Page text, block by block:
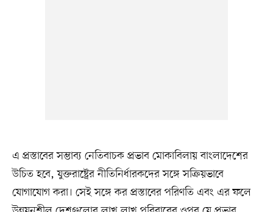
এ প্রস্তাবের সম্ভাব্য নেতিবাচক প্রভাব মোকাবিলায় বাংলাদেশের
উচিত হবে, যুক্তরাষ্ট্রের নীতিনির্ধারকদের সঙ্গে সক্রিয়ভাবে
যোগাযোগ করা। সেই সঙ্গে কর প্রস্তাবের পরিণতি এবং এর ফলে